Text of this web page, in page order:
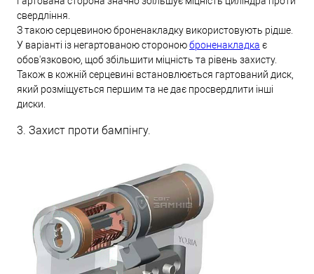
свердління.
З такою серцевиною броненакладку використовують рідше.
У варіанті із негартованою стороноюброненакладка є
обов'язковою, щоб збільшити міцність та рівень захисту.
Також в кожній серцевині встановлюється гартований диск,
який розміщується першим та не дає просвердлити інші
диски.
3. Захист проти бампінгу.